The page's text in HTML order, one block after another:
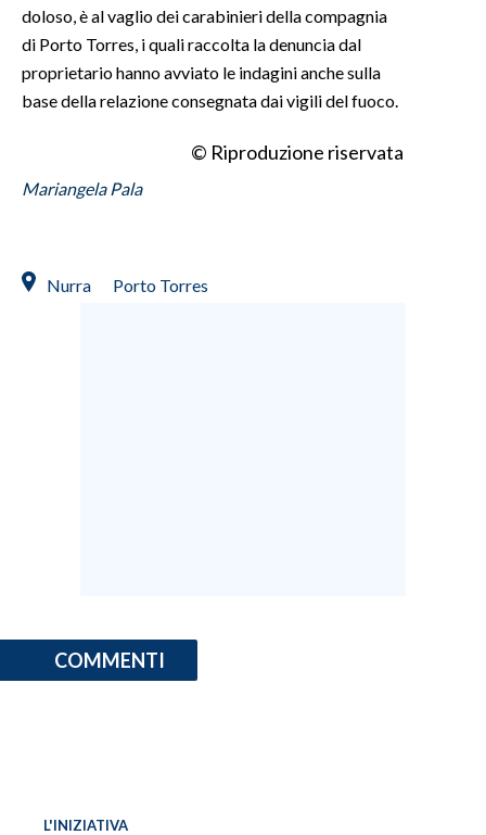
doloso, è al vaglio dei carabinieri della compagnia
di Porto Torres, i quali raccolta la denuncia dal
proprietario hanno avviato le indagini anche sulla
base della relazione consegnata dai vigili del fuoco.
© Riproduzione riservata
Mariangela Pala
Nurra Porto Torres
COMMENTI
L'INIZIATIVA